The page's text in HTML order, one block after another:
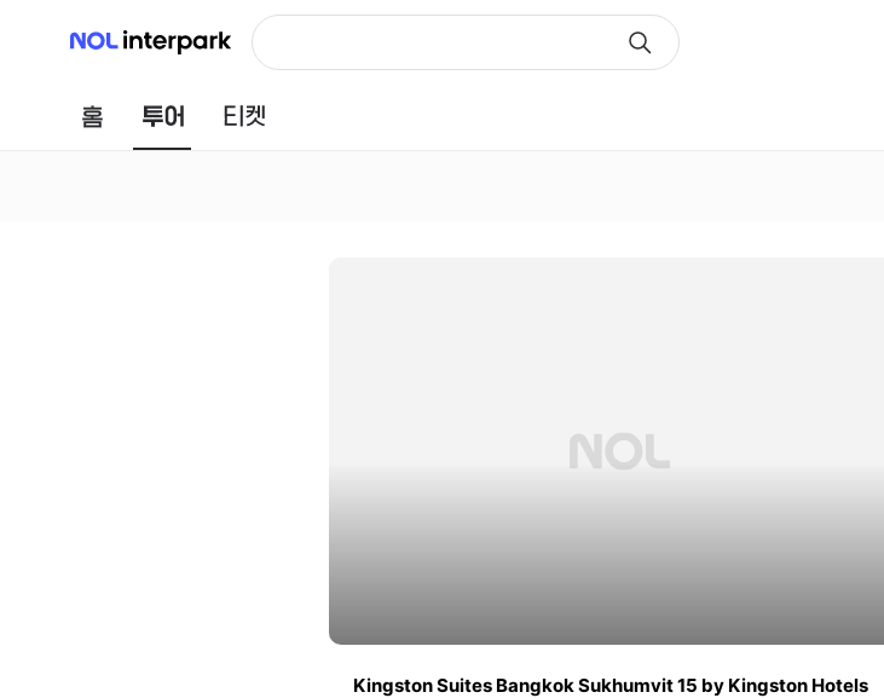
NOL 인터파크
홈 투어
Kingston Suites Bangkok Sukhumvit 15 by Kingston Hotels